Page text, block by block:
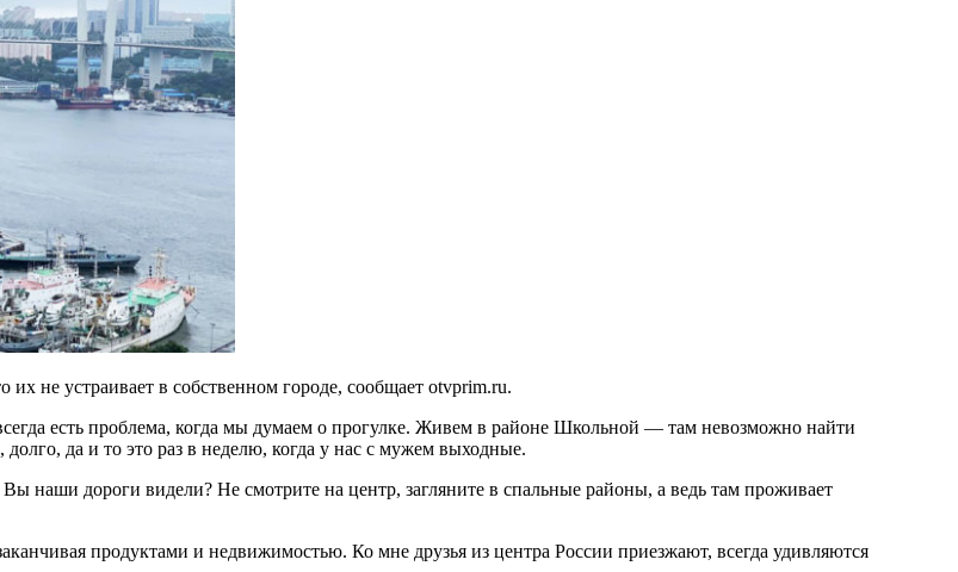
не устраивает в собственном городе, сообщает otvprim.ru.
есть проблема, когда мы думаем о прогулке. Живем в районе Школьной — там невозможно найти
да и то это раз в неделю, когда у нас с мужем выходные.
наши дороги видели? Не смотрите на центр, загляните в спальные районы, а ведь там проживает
продуктами и недвижимостью. Ко мне друзья из центра России приезжают, всегда удивляются